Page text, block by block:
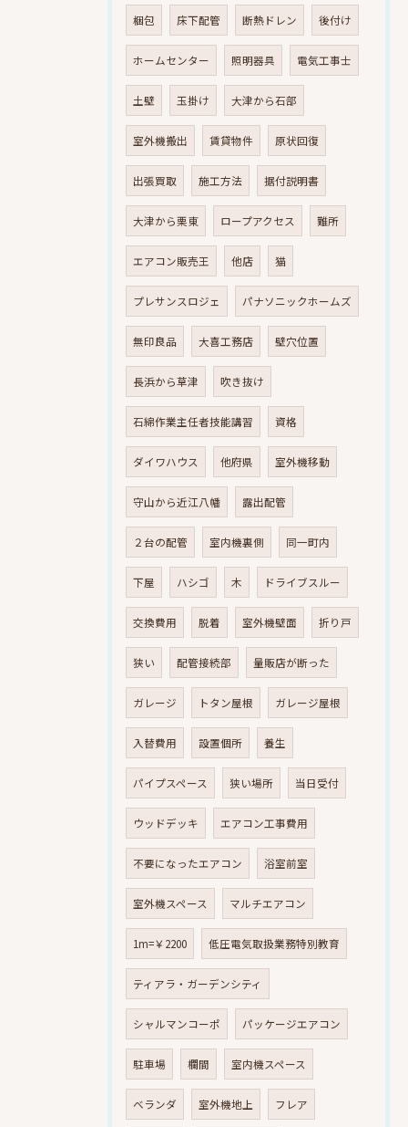
梱包 床下配管 断熱ドレン 後付け
ホームセンター 照明器具 電気工事士
土壁 玉掛け 大津から石部
室外機搬出 賃貸物件 原状回復
出張買取 施工方法 据付説明書
大津から栗東 ロープアクセス 難所
エアコン販売王 他店 猫
プレサンスロジェ パナソニックホームズ
無印良品 大喜工務店 壁穴位置
長浜から草津 吹き抜け
石綿作業主任者技能講習 資格
ダイワハウス 他府県 室外機移動
守山から近江八幡 露出配管
２台の配管 室内機裏側 同一町内
下屋 ハシゴ 木 ドライブスルー
交換費用 脱着 室外機壁面 折り戸
狭い 配管接続部 量販店が断った
ガレージ トタン屋根 ガレージ屋根
入替費用 設置個所 養生
パイプスペース 狭い場所 当日受付
ウッドデッキ エアコン工事費用
不要になったエアコン 浴室前室
室外機スペース マルチエアコン
1m=￥2200 低圧電気取扱業務特別教育
ティアラ・ガーデンシティ
シャルマンコーポ パッケージエアコン
駐車場 欄間 室内機スペース
ベランダ 室外機地上 フレア